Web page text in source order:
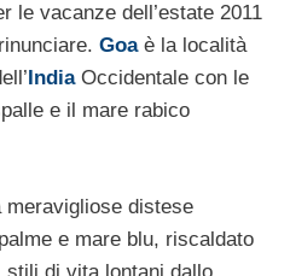
le vacanze dell’estate 2011
Goaè la località
India Occidentale con le
e il mare rabico
meravigliose distese
e mare blu, riscaldato